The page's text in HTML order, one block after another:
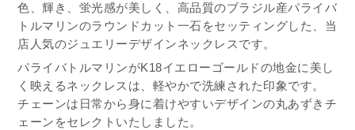
色、輝き、蛍光感が美しく、高品質のブラジル産パライバ
トルマリンのラウンドカット一石をセッティングした、当
店人気のジュエリーデザインネックレスです。
パライバトルマリンがK18イエローゴールドの地金に美し
く映えるネックレスは、軽やかで洗練された印象です。
チェーンは日常から身に着けやすいデザインの丸あずきチ
ェーンをセレクトいたしました。